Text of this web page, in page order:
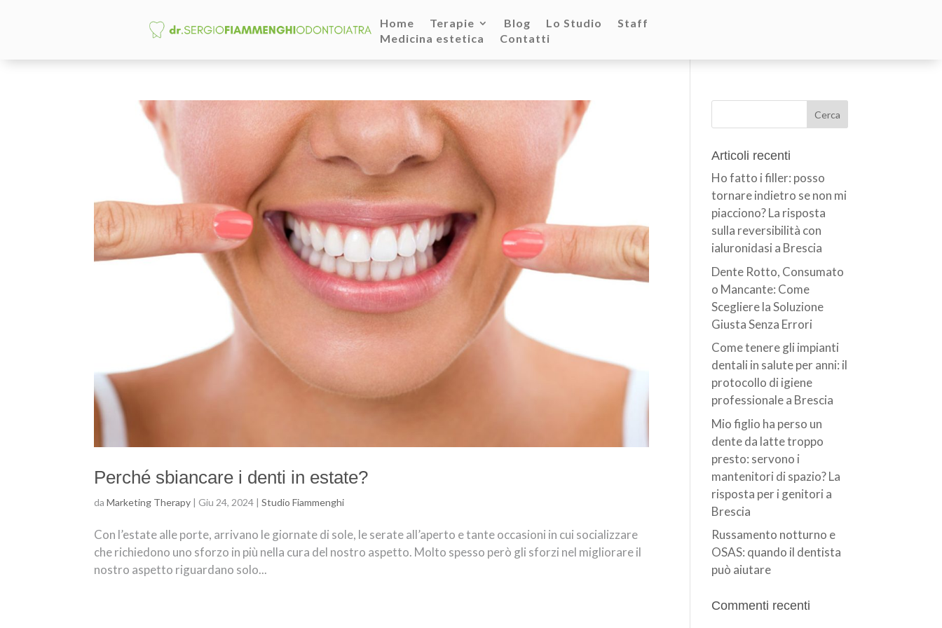
Home Terapie Blog Lo Studio
Staff
Medicina estetica
Contatti
Perché sbiancare i denti in estate?
daMarketing Therapy | Giu 24, 2024 |Studio Fiammenghi
Con l’estate alle porte, arrivano le giornate di sole, le serate all’aperto e tante occasioni in cui socializzare
che richiedono uno sforzo in più nella cura del nostro aspetto. Molto spesso però gli sforzi nel migliorare il
nostro aspetto riguardano solo...
Articoli recenti
Ho fatto i filler: posso
tornare indietro se non mi
piacciono? La risposta
sulla reversibilità con
ialuronidasi a Brescia
Dente Rotto, Consumato
o Mancante: Come
Scegliere la Soluzione
Giusta Senza Errori
Come tenere gli impianti
dentali in salute per anni: il
protocollo di igiene
professionale a Brescia
Mio figlio ha perso un
dente da latte troppo
presto: servono i
mantenitori di spazio? La
risposta per i genitori a
Brescia
Russamento notturno e
OSAS: quando il dentista
può aiutare
Commenti recenti